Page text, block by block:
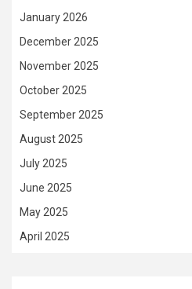
January 2026
December 2025
November 2025
October 2025
September 2025
August 2025
July 2025
June 2025
May 2025
April 2025